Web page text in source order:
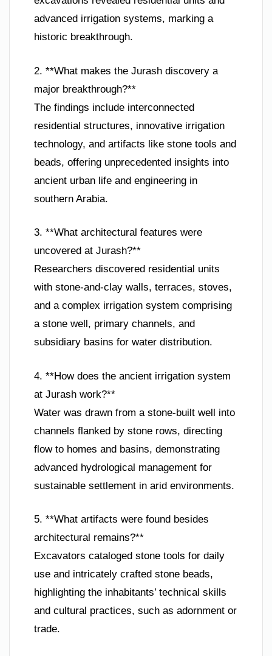
advanced irrigation systems, marking a
historic breakthrough.
2. **What makes the Jurash discovery a
major breakthrough?**
The findings include interconnected
residential structures, innovative irrigation
technology, and artifacts like stone tools and
beads, offering unprecedented insights into
ancient urban life and engineering in
southern Arabia.
3. **What architectural features were
uncovered at Jurash?**
Researchers discovered residential units
with stone-and-clay walls, terraces, stoves,
and a complex irrigation system comprising
a stone well, primary channels, and
subsidiary basins for water distribution.
4. **How does the ancient irrigation system
at Jurash work?**
Water was drawn from a stone-built well into
channels flanked by stone rows, directing
flow to homes and basins, demonstrating
advanced hydrological management for
sustainable settlement in arid environments.
5. **What artifacts were found besides
architectural remains?**
Excavators cataloged stone tools for daily
use and intricately crafted stone beads,
highlighting the inhabitants’ technical skills
and cultural practices, such as adornment or
trade.